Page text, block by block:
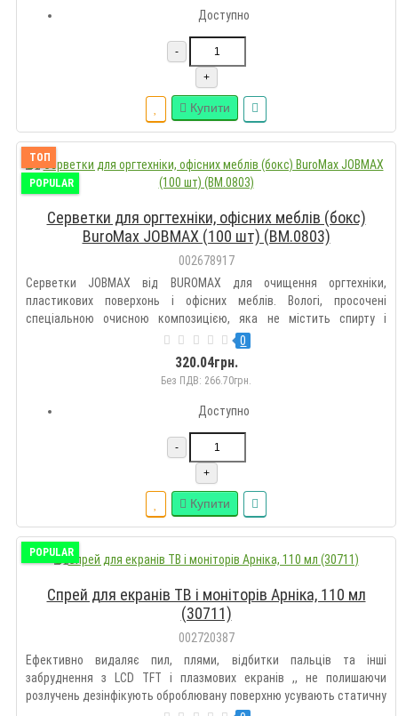
Доступно
-
+
Купити
ТОП
POPULAR
Серветки для оргтехніки, офісних меблів (бокс)
BuroMax JOBMAX (100 шт) (BM.0803)
002678917
Серветки JOBMAX від BUROMAX для очищення оргтехніки,
пластикових поверхонь і офісних меблів. Вологі, просочені
спеціальною очисною композицією, яка не містить спирту і
триклозану. Дезінфікують. Виготовлені з нетканого матеріалу.
Усувають статичну електрику 100 шт. в тубі. Також, є запасний
0
320.04грн.
Без ПДВ: 266.70грн.
Доступно
-
+
Купити
POPULAR
Спрей для екранів ТВ і моніторів Арніка, 110 мл
(30711)
002720387
Ефективно видаляє пил, плями, відбитки пальців та інші
забруднення з LCD TFT і плазмових екранів ,, не полишаючи
розлучень дезінфікують оброблювану поверхню усувають статичну